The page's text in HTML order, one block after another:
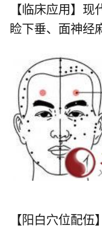
【临床应用】
睑下垂、面神经
【阳白穴位配伍